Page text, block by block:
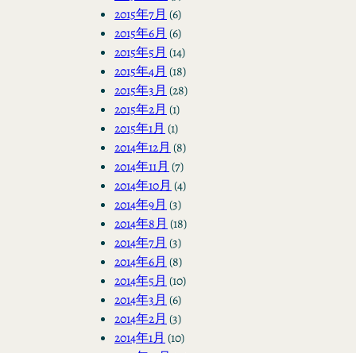
2015年7月 (6)
2015年6月 (6)
2015年5月 (14)
2015年4月 (18)
2015年3月 (28)
2015年2月 (1)
2015年1月 (1)
2014年12月 (8)
2014年11月 (7)
2014年10月 (4)
2014年9月 (3)
2014年8月 (18)
2014年7月 (3)
2014年6月 (8)
2014年5月 (10)
2014年3月 (6)
2014年2月 (3)
2014年1月 (10)